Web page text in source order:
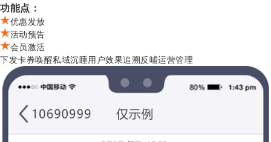
功能点：
优惠发放
活动预告
会员激活
下发卡券唤醒私域沉睡用户效果追溯反哺运营管理